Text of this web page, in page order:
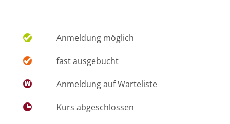
Anmeldung möglich
fast ausgebucht
Anmeldung auf Warteliste
Kurs abgeschlossen